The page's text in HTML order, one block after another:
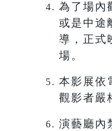
為了場內
或是中途
導，正式
場。
本影展依
觀影者嚴
演藝廳內